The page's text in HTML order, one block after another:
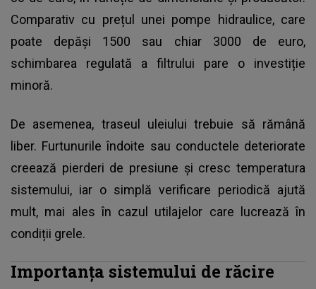
Comparativ cu prețul unei pompe hidraulice, care
poate depăși 1500 sau chiar 3000 de euro,
schimbarea regulată a filtrului pare o investiție
minoră.
De asemenea, traseul uleiului trebuie să rămână
liber. Furtunurile îndoite sau conductele deteriorate
creează pierderi de presiune și cresc temperatura
sistemului, iar o simplă verificare periodică ajută
mult, mai ales în cazul utilajelor care lucrează în
condiții grele.
Importanța sistemului de răcire